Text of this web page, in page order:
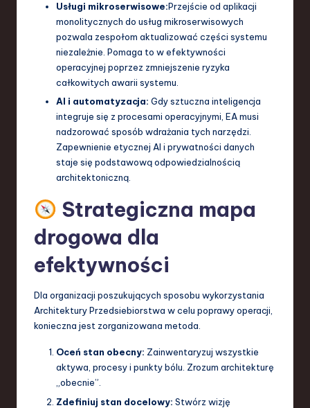
Usługi mikroserwisowe:Przejście od aplikacji
monolitycznych do usług mikroserwisowych
pozwala zespołom aktualizować części systemu
niezależnie. Pomaga to w efektywności
operacyjnej poprzez zmniejszenie ryzyka
całkowitych awarii systemu.
AI i automatyzacja: Gdy sztuczna inteligencja
integruje się z procesami operacyjnymi, EA musi
nadzorować sposób wdrażania tych narzędzi.
Zapewnienie etycznej AI i prywatności danych
staje się podstawową odpowiedzialnością
architektoniczną.
Strategiczna mapa
drogowa dla
efektywności
Dla organizacji poszukujących sposobu wykorzystania
Architektury Przedsiebiorstwa w celu poprawy operacji,
konieczna jest zorganizowana metoda.
Oceń stan obecny: Zainwentaryzuj wszystkie
aktywa, procesy i punkty bólu. Zrozum architekturę
„obecnie”.
Zdefiniuj stan docelowy: Stwórz wizję